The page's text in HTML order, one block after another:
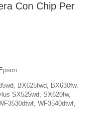
Con Chip Per
BX625fwd, BX630fw,
SX525wd, SX620fw,
WF3540dtwf,